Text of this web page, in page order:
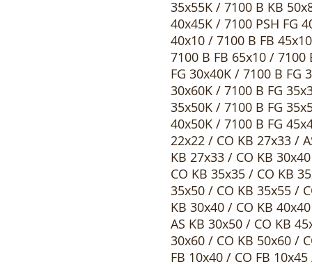
35x55K / 7100 B KB
40x45K / 7100 PSH FG
40x10 / 7100 B FB
7100 B FB 65x10 / 7100
FG 30x40K / 7100 B FG
30x60K / 7100 B FG
35x50K / 7100 B FG
40x50K / 7100 B FG
22x22 / CO KB 27x33 /
KB 27x33 / CO KB
CO KB 35x35 / CO KB
35x50 / CO KB 35x55 /
KB 30x40 / CO KB
AS KB 30x50 / CO KB
30x60 / CO KB 50x60 /
FB 10x40 / CO FB